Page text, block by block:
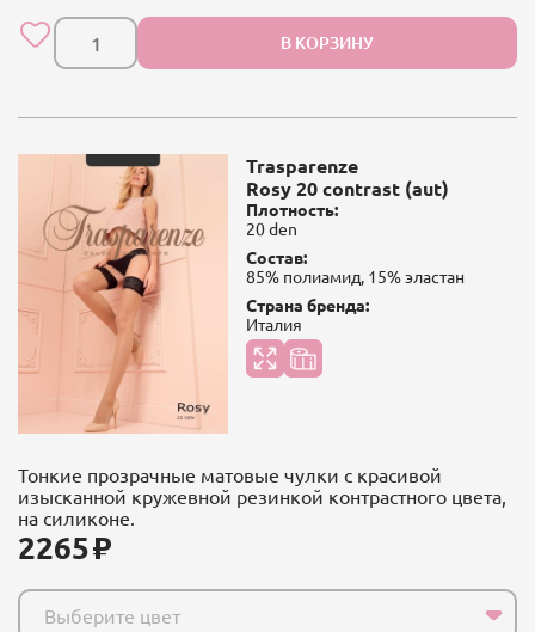
В КОРЗИНУ
Trasparenze
Rosy 20 contrast (aut)
Плотность:
20 den
Состав:
85% полиамид, 15% эластан
Страна бренда:
Италия
Тонкие прозрачные матовые чулки с красивой
изысканной кружевной резинкой контрастного цвета,
на силиконе.
2265
Выберите цвет